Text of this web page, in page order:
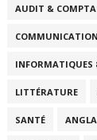
AUDIT &
COMMUNICATION
INFORMATIQUES
LITTÉRATURE
SANTÉ